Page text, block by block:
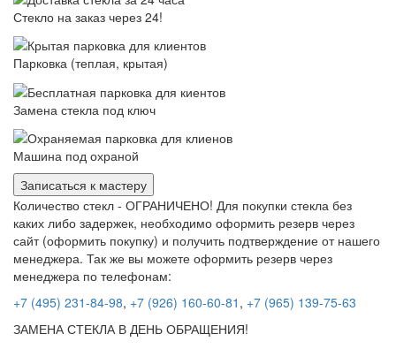
Стекло на заказ через 24!
Парковка (теплая, крытая)
Замена стекла под ключ
Машина под охраной
Записаться к мастеру
Количество стекл - ОГРАНИЧЕНО! Для покупки стекла без
каких либо задержек, необходимо оформить резерв через
сайт (оформить покупку) и получить подтверждение от нашего
менеджера. Так же вы можете оформить резерв через
менеджера по телефонам:
+7 (495) 231-84-98, +7 (926) 160-60-81 , +7 (965) 139-75-63
ЗАМЕНА СТЕКЛА В ДЕНЬ ОБРАЩЕНИЯ!